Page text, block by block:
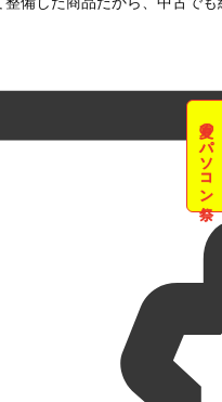
夏のパソコン祭